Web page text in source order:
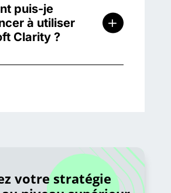
puis-je
à utiliser
Clarity ?
votre stratégie